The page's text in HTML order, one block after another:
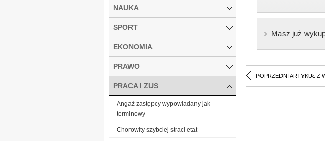
Masz już
POPRZEDNI ARTYKUŁ Z
NAUKA
SPORT
EKONOMIA
PRAWO
PRACA I ZUS
Angaż zastępcy wypowiadany jak
terminowy
Chorowity szybciej straci etat